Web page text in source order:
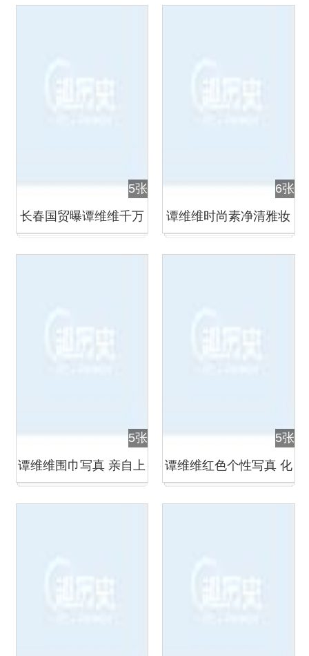
5张
长春国贸曝谭维维千万
6张
谭维维时尚素净清雅妆
5张
谭维维围巾写真 亲自上
5张
谭维维红色个性写真 化